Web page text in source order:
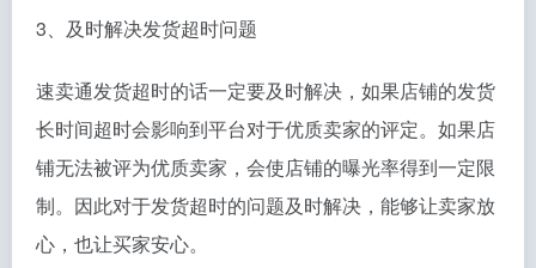
3、及时解决发货超时问题
速卖通发货超时的话一定要及时解决，如果店铺的发货
长时间超时会影响到平台对于优质卖家的评定。如果店
铺无法被评为优质卖家，会使店铺的曝光率得到一定限
制。因此对于发货超时的问题及时解决，能够让卖家放
心，也让买家安心。